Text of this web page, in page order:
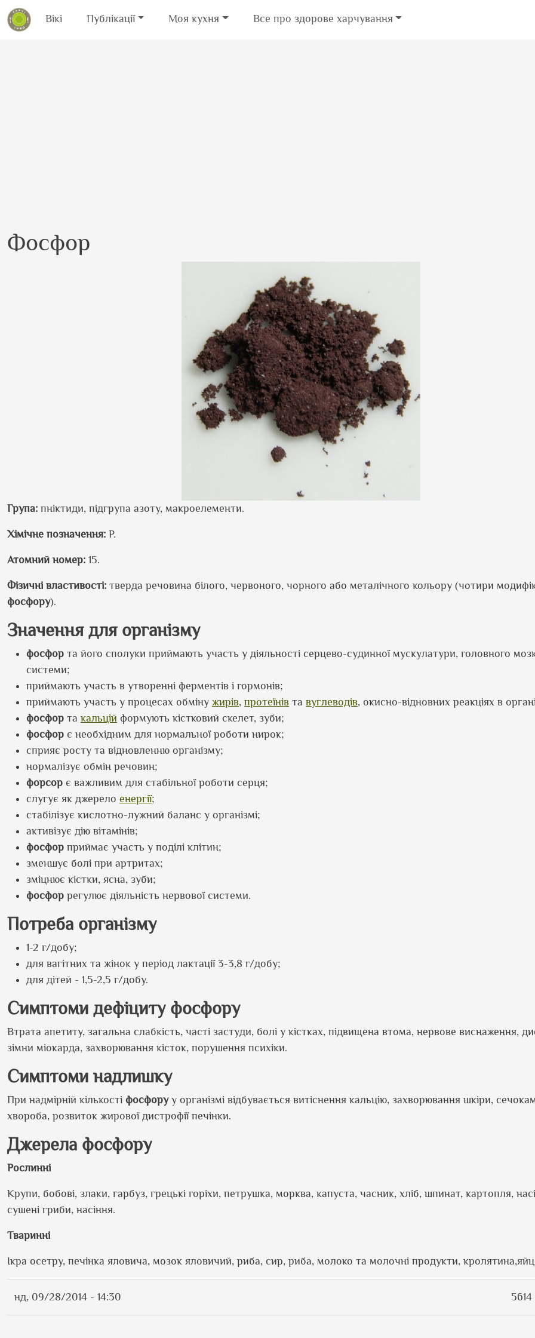
Вікі Публікації Моя кухня Все про здорове харчування
Фосфор
Група: пніктиди, підгрупа азоту, макроелементи.
Хімічне позначення: Р.
Атомний номер: 15.
Фізичні властивості: тверда речовина білого, червоного, чорного або металічного кольору (чотири
фосфору).
Значення для організму
фосфор та його сполуки приймають участь у діяльності серцево-судинної мускулатури, головного
системи;
приймають участь в утворенні ферментів і гормонів;
приймають участь у процесах обміну жирів, протеїнів та вуглеводів, окисно-відновних реакціях в
фосфор та кальцій формують кістковий скелет, зуби;
фосфор є необхідним для нормальної роботи нирок;
сприяє росту та відновленню організму;
нормалізує обмін речовин;
форсор є важливим для стабільної роботи серця;
слугує як джерело енергії;
стабілізує кислотно-лужний баланс у організмі;
активізує дію вітамінів;
фосфор приймає участь у поділі клітин;
зменшує болі при артритах;
зміцнює кістки, ясна, зуби;
фосфор регулює діяльність нервової системи.
Потреба організму
1-2 г/добу;
для вагітних та жінок у період лактації 3-3,8 г/добу;
для дітей - 1,5-2,5 г/добу.
Симптоми дефіциту фосфору
Втрата апетиту, загальна слабкість, часті застуди, болі у кістках, підвищена втома, нервове виснаження,
зімни міокарда, захворювання кісток, порушення психіки.
Симптоми надлишку
При надмірній кількості фосфору у організмі відбувається витіснення кальцію, захворювання шкіри,
хвороба, розвиток жирової дистрофії печінки.
Джерела фосфору
Рослинні
Крупи, бобові, злаки, гарбуз, грецькі горіхи, петрушка, морква, капуста, часник, хліб, шпинат, картопля,
сушені гриби, насіння.
Тваринні
Ікра осетру, печінка яловича, мозок яловичий, риба, сир, риба, молоко та молочні продукти,
нд, 09/28/2014 - 14:30 5614